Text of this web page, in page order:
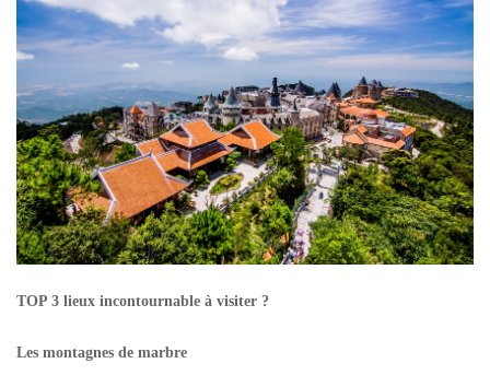
TOP 3 lieux incontournable à visiter ?
Les montagnes de marbre